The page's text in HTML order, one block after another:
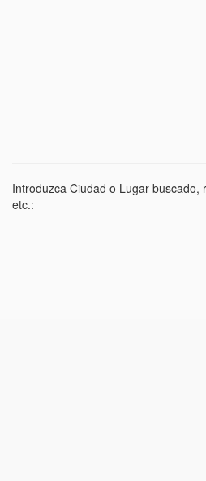
Introduzca Ciudad o Lugar buscado,
etc.: